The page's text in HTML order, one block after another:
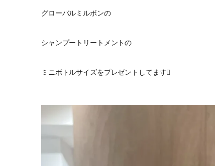
グローバルミルボンの
シャンプートリートメントの
ミニボトルサイズをプレゼントしてます